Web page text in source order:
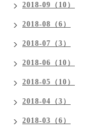
2018-09（10）
2018-08（6）
2018-07（3）
2018-06（10）
2018-05（10）
2018-04（3）
2018-03（6）